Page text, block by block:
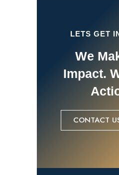
LETS GET
We
Impact.
CONTACT